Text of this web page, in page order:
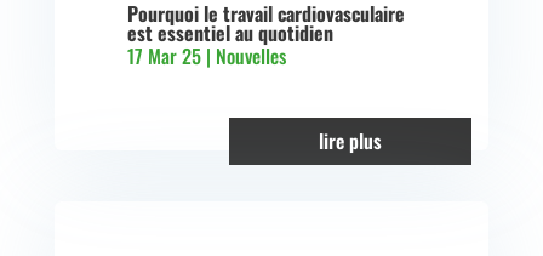
Pourquoi le travail cardiovasculaire
est essentiel au quotidien
17 Mar 25| Nouvelles
lire plus